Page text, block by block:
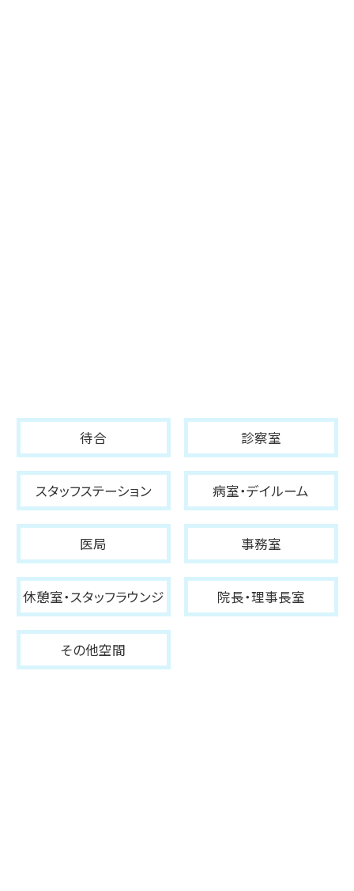
待合 診察室
スタッフステーション 病室・デイルーム
医局 事務室
休憩室・スタッフラウンジ 院長・理事長室
その他空間